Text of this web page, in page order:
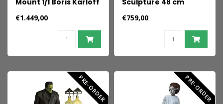
Mount 1/1 Boris Karloff
as Frankenstein's
€1.449,00
Sculpture 48 cm
€759,00
PRE-ORDER PRE-ORDER